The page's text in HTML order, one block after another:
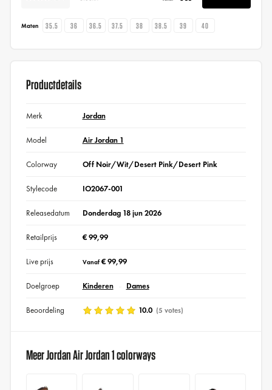
Maten 35.5 36 36.5 37.5 38 38.5 39 40
Productdetails
Merk Jordan
Model Air Jordan 1
Colorway Off Noir/Wit/Desert Pink/Desert Pink
Stylecode IO2067-001
Releasedatum Donderdag 18 jun 2026
Retailprijs € 99,99
Live prijs Vanaf€ 99,99
Doelgroep Kinderen Dames
Beoordeling 10.0 (5 votes)
Meer Jordan Air Jordan 1 colorways